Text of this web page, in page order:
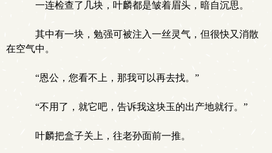
一连检查了几块，叶麟都是皱着眉头，暗自沉思。
其中有一块，勉强可被注入一丝灵气，但很快又消散
在空气中。
“恩公，您看不上，那我可以再去找。”
“不用了，就它吧，告诉我这块玉的出产地就行。”
叶麟把盒子关上，往老孙面前一推。